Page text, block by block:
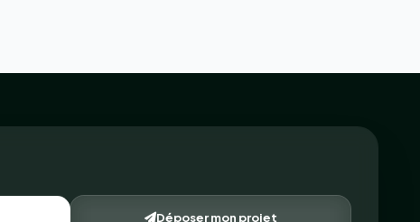
Déposer mon projet